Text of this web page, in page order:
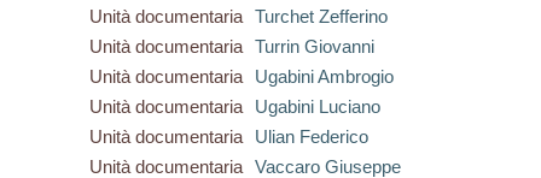
Unità documentaria
Turchet Zefferino
Unità documentaria
Turrin Giovanni
Unità documentaria
Ugabini Ambrogio
Unità documentaria
Ugabini Luciano
Unità documentaria
Ulian Federico
Unità documentaria
Vaccaro Giuseppe